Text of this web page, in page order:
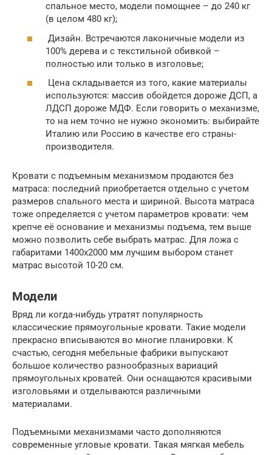
спальное место, модели помощнее – до 240 кг
(в целом 480 кг);
Дизайн. Встречаются лаконичные модели из
100% дерева и с текстильной обивкой –
полностью или только в изголовье;
Цена складывается из того, какие материалы
используются: массив обойдется дороже ДСП, а
ЛДСП дороже МДФ. Если говорить о механизме,
то на нем точно не нужно экономить: выбирайте
Италию или Россию в качестве его страны-
производителя.
Кровати с подъемным механизмом продаются без
матраса: последний приобретается отдельно с учетом
размеров спального места и шириной. Высота матраса
тоже определяется с учетом параметров кровати: чем
крепче её основание и механизмы подъема, тем выше
можно позволить себе выбрать матрас. Для ложа с
габаритами 1400х2000 мм лучшим выбором станет
матрас высотой 10-20 см.
Модели
Вряд ли когда-нибудь утратят популярность
классические прямоугольные кровати. Такие модели
прекрасно вписываются во многие планировки. К
счастью, сегодня мебельные фабрики выпускают
большое количество разнообразных вариаций
прямоугольных кроватей. Они оснащаются красивыми
изголовьями и отделываются различными
материалами.
Подъемными механизмами часто дополняются
современные угловые кровати. Такая мягкая мебель